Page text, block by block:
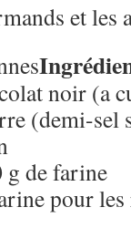
et les
noir (a
(demi-sel
g de farine
pour